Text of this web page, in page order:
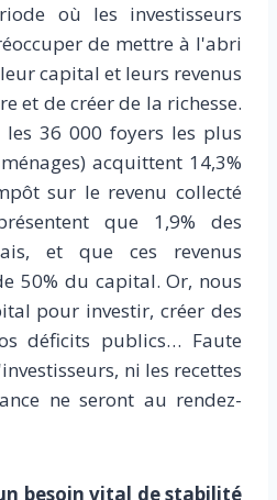
où les investisseurs
de mettre à l'abri
capital et leurs revenus
et de créer de la richesse.
36 000 foyers les plus
acquittent 14,3%
sur le revenu collecté
que 1,9% des
et que ces revenus
50% du capital. Or, nous
pour investir, créer des
déficits publics… Faute
ni les recettes
ne seront au rendez-
besoin vital de stabilité